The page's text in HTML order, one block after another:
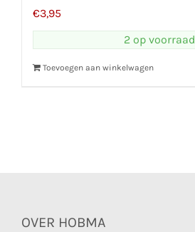
€3,95
2 op voorraad
Toevoegen aan winkelwagen
OVER HOBMA